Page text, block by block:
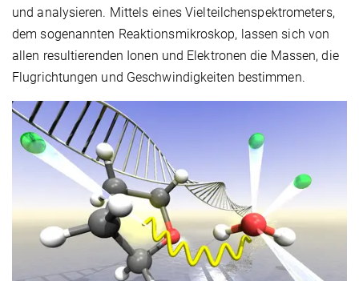
und analysieren. Mittels eines Vielteilchenspektrometers,
dem sogenannten Reaktionsmikroskop, lassen sich von
allen resultierenden Ionen und Elektronen die Massen, die
Flugrichtungen und Geschwindigkeiten bestimmen.